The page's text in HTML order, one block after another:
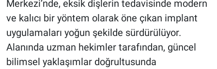
Merkezi’nde, eksik dişlerin tedavisinde modern
ve kalıcı bir yöntem olarak öne çıkan implant
uygulamaları yoğun şekilde sürdürülüyor.
Alanında uzman hekimler tarafından, güncel
bilimsel yaklaşımlar doğrultusunda